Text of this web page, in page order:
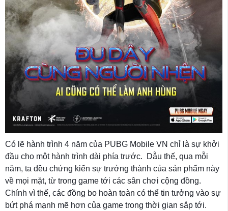
Có lẽ hành trình 4 năm của PUBG Mobile VN chỉ là sự khởi
đầu cho một hành trình dài phía trước. Dẫu thế, qua mỗi
năm, ta đều chứng kiến sự trưởng thành của sản phẩm này
về mọi mặt, từ trong game tới các sân chơi cộng đồng.
Chính vì thế, các đồng bo hoàn toàn có thể tin tưởng vào sự
bứt phá mạnh mẽ hơn của game trong thời gian sắp tới.